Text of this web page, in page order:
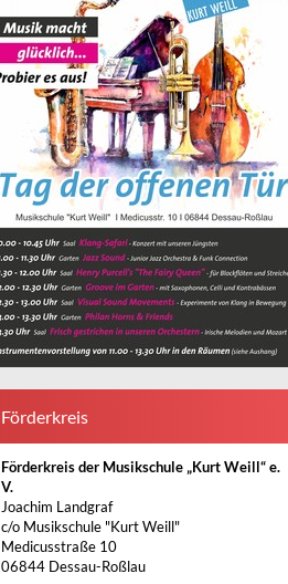
Förderkreis
Förderkreis der Musikschule „Kurt Weill“ e.
V.
Joachim Landgraf
c/o Musikschule "Kurt Weill"
Medicusstraße 10
06844 Dessau-Roßlau